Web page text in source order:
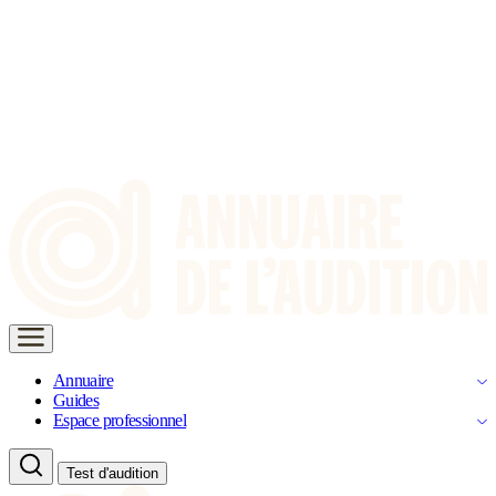
Annuaire
Guides
Espace professionnel
Test d'audition